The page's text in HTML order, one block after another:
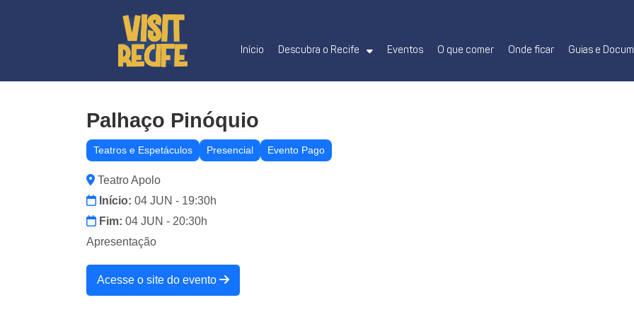
Início Descubra o Recife Eventos O que comer Onde ficar Guias e
Palhaço Pinóquio
Teatros e Espetáculos Presencial Evento Pago
Teatro Apolo
Início: 04 JUN - 19:30h
Fim: 04 JUN - 20:30h
Apresentação
Acesse o site do evento